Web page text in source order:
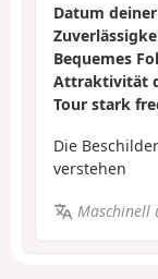
Datum
Bequemes
Attraktivität
Tour stark
Die
verstehen
Maschinell